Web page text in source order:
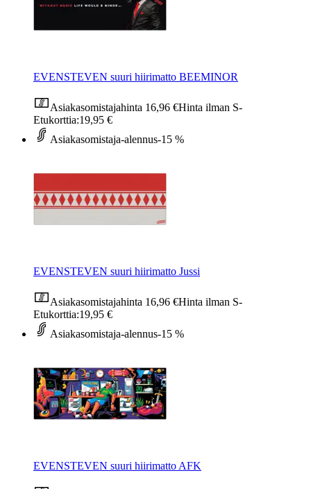
EVENSTEVEN suuri hiirimatto BEEMINOR
Asiakasomistajahinta 16,96 €Hinta ilman S-
Etukorttia:19,95 €
Asiakasomistaja-alennus-15 %
EVENSTEVEN suuri hiirimatto Jussi
Asiakasomistajahinta 16,96 €Hinta ilman S-
Etukorttia:19,95 €
Asiakasomistaja-alennus-15 %
EVENSTEVEN suuri hiirimatto AFK